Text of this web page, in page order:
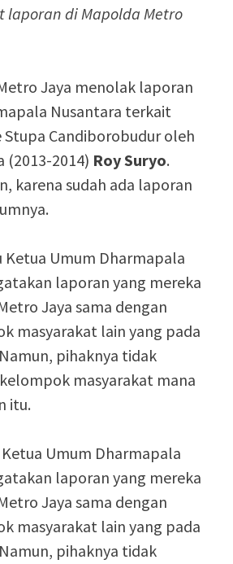
laporan di Mapolda Metro
Jaya menolak laporan
Nusantara terkait
Candiborobudur oleh
(2013-2014) Roy Suryo.
karena sudah ada laporan
Ketua Umum Dharmapala
laporan yang mereka
Jaya sama dengan
masyarakat lain yang pada
pihaknya tidak
masyarakat mana
itu.
Ketua Umum Dharmapala
laporan yang mereka
Jaya sama dengan
masyarakat lain yang pada
pihaknya tidak